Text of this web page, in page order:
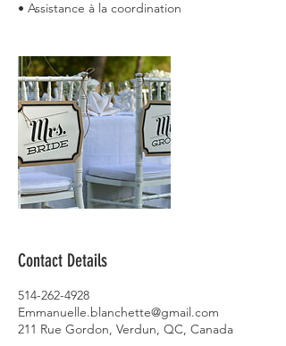
Contact Details
514-262-4928
Emmanuelle.blanchette@gmail.com
211 Rue Gordon, Verdun, QC, Canada